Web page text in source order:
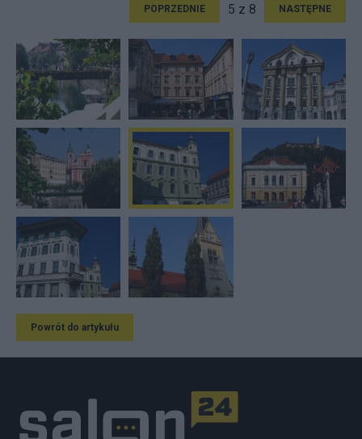
POPRZEDNIE 5 z 8 NASTĘPNE
Powrót do artykułu